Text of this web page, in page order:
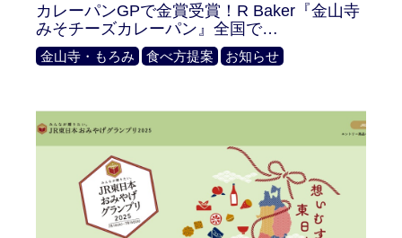
カレーパンGPで金賞受賞！R Baker『金山寺
みそチーズカレーパン』全国で…
金山寺・もろみ 食べ方提案 お知らせ